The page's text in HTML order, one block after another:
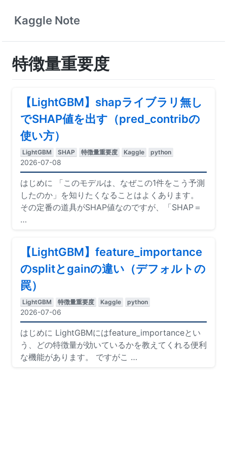
Kaggle Note
特徴量重要度
【LightGBM】shapライブラリ無し
でSHAP値を出す（pred_contribの
使い方）
LightGBM SHAP 特徴量重要度 Kaggle python
2026-07-08
はじめに 「このモデルは、なぜこの1件をこう予測
したのか」を知りたくなることはよくあります。
その定番の道具がSHAP値なのですが、「SHAP＝
…
【LightGBM】feature_importance
のsplitとgainの違い（デフォルトの
罠）
LightGBM 特徴量重要度 Kaggle python
2026-07-06
はじめに LightGBMにはfeature_importanceとい
う、どの特徴量が効いているかを教えてくれる便利
な機能があります。 ですがこ …